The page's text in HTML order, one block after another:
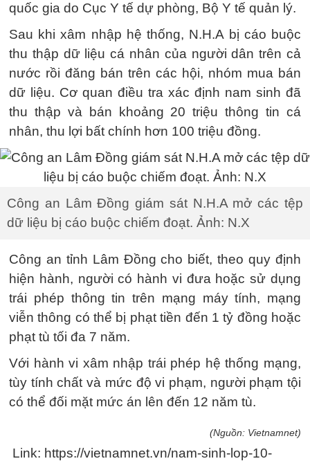
quốc gia do Cục Y tế dự phòng, Bộ Y tế quản lý.
Sau khi xâm nhập hệ thống, N.H.A bị cáo buộc
thu thập dữ liệu cá nhân của người dân trên cả
nước rồi đăng bán trên các hội, nhóm mua bán
dữ liệu. Cơ quan điều tra xác định nam sinh đã
thu thập và bán khoảng 20 triệu thông tin cá
nhân, thu lợi bất chính hơn 100 triệu đồng.
Công an Lâm Đồng giám sát N.H.A mở các tệp
dữ liệu bị cáo buộc chiếm đoạt. Ảnh: N.X
Công an tỉnh Lâm Đồng cho biết, theo quy định
hiện hành, người có hành vi đưa hoặc sử dụng
trái phép thông tin trên mạng máy tính, mạng
viễn thông có thể bị phạt tiền đến 1 tỷ đồng hoặc
phạt tù tối đa 7 năm.
Với hành vi xâm nhập trái phép hệ thống mạng,
tùy tính chất và mức độ vi phạm, người phạm tội
có thể đối mặt mức án lên đến 12 năm tù.
(Nguồn: Vietnamnet)
Link: https://vietnamnet.vn/nam-sinh-lop-10-